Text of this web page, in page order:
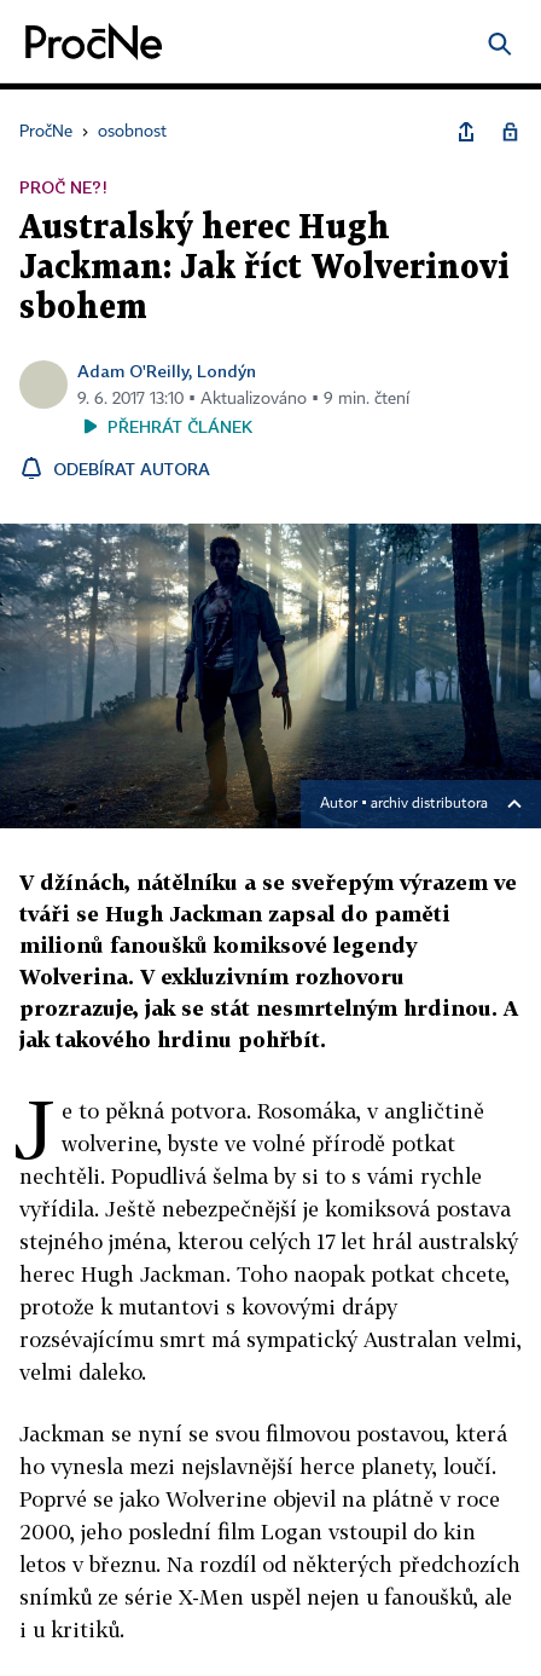
PročNe › osobnost
PROČ NE?!
Australský herec Hugh
Jackman: Jak říct Wolverinovi
sbohem
Adam O'Reilly, Londýn
9. 6. 2017 13:10 ▪ Aktualizováno ▪ 9 min. čtení
PŘEHRÁT ČLÁNEK
ODEBÍRAT AUTORA
Autor ▪ archiv distributora
V džínách, nátělníku a se sveřepým výrazem ve
tváři se Hugh Jackman zapsal do paměti
milionů fanoušků komiksové legendy
Wolverina. V exkluzivním rozhovoru
prozrazuje, jak se stát nesmrtelným hrdinou. A
jak takového hrdinu pohřbít.
J e to pěkná potvora. Rosomáka, v angličtině
wolverine, byste ve volné přírodě potkat
nechtěli. Popudlivá šelma by si to s vámi rychle
vyřídila. Ještě nebezpečnější je komiksová postava
stejného jména, kterou celých 17 let hrál australský
herec Hugh Jackman. Toho naopak potkat chcete,
protože k mutantovi s kovovými drápy
rozsévajícímu smrt má sympatický Australan velmi,
velmi daleko.
Jackman se nyní se svou filmovou postavou, která
ho vynesla mezi nejslavnější herce planety, loučí.
Poprvé se jako Wolverine objevil na plátně v roce
2000, jeho poslední film Logan vstoupil do kin
letos v březnu. Na rozdíl od některých předchozích
snímků ze série X-Men uspěl nejen u fanoušků, ale
i u kritiků.